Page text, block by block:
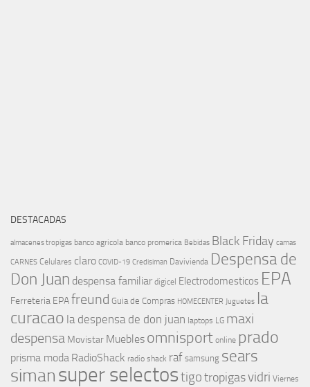
DESTACADAS
almacenes tropigas banco agricola banco promerica Bebidas Black Friday camas
CARNES Celulares claro COVID-19 Credisiman Davivienda Despensa de
Don Juan despensa familiar digicel Electrodomesticos EPA
Ferreteria EPAfreund Guia de Compras HOMECENTER Juguetes la
curacao la despensa de don juan laptops LG maxi
despensa Movistar Muebles omnisport online prado
prisma moda RadioShack radio shack raf samsung sears
simansuper selectostigotropigasvidri Viernes